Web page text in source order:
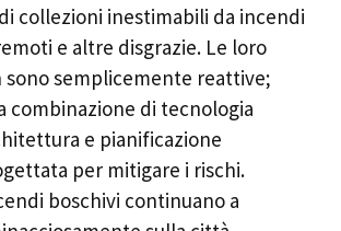
collezioni inestimabili da incendi
e altre disgrazie. Le loro
semplicemente reattive;
combinazione di tecnologia
e pianificazione
per mitigare i rischi.
boschivi continuano a